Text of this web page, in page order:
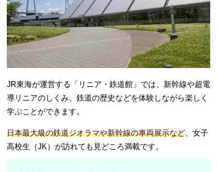
JR東海が運営する「リニア・鉄道館」では、新幹線や超電
導リニアのしくみ、鉄道の歴史などを体験しながら楽しく
学ぶことができます。
日本最大級の鉄道ジオラマや新幹線の車両展示など 、女子
高校生（JK）が訪れても見どころ満載です。